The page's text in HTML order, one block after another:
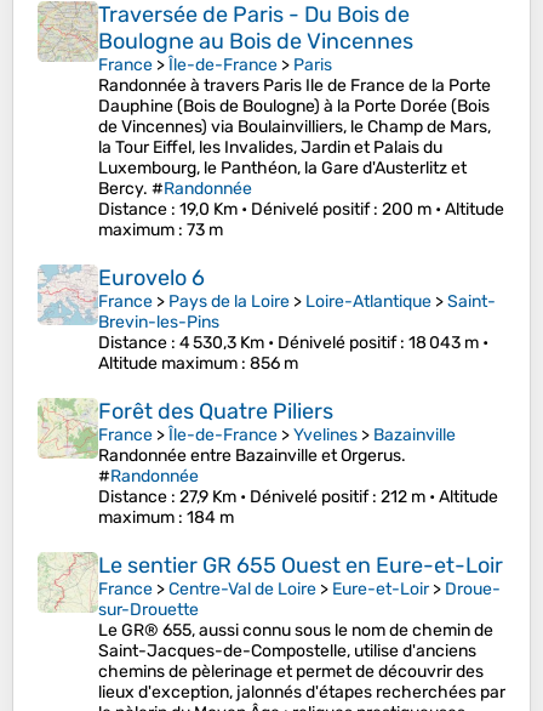
Traversée de Paris - Du Bois de
Boulogne au Bois de Vincennes
France >Île-de-France > Paris
Randonnée à travers Paris Ile de France de la Porte
Dauphine (Bois de Boulogne) à la Porte Dorée (Bois
de Vincennes) via Boulainvilliers, le Champ de Mars,
la Tour Eiffel, les Invalides, Jardin et Palais du
Luxembourg, le Panthéon, la Gare d'Austerlitz et
Bercy. #Randonnée
Distance : 19,0 Km • Dénivelé positif: 200 m •Altitude
maximum : 73 m
Eurovelo 6
France > Pays de la Loire > Loire-Atlantique >Saint-
Brevin-les-Pins
Distance : 4 530,3 Km • Dénivelé positif: 18 043 m •
Altitude maximum : 856 m
Forêt des Quatre Piliers
France >Île-de-France >Yvelines > Bazainville
Randonnée entre Bazainville et Orgerus.
#Randonnée
Distance : 27,9 Km • Dénivelé positif: 212 m •Altitude
maximum : 184 m
Le sentier GR 655 Ouest en Eure-et-Loir
France >Centre-Val de Loire > Eure-et-Loir> Droue-
sur-Drouette
Le GR® 655, aussi connu sous le nom de chemin de
Saint-Jacques-de-Compostelle, utilise d'anciens
chemins de pèlerinage et permet de découvrir des
lieux d'exception, jalonnés d'étapes recherchées par